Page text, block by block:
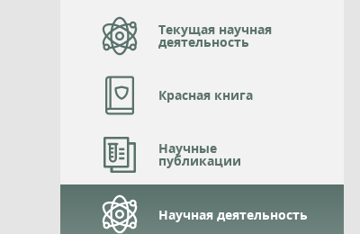
Текущая научная
деятельность
Красная книга
Научные
публикации
Научная деятельность